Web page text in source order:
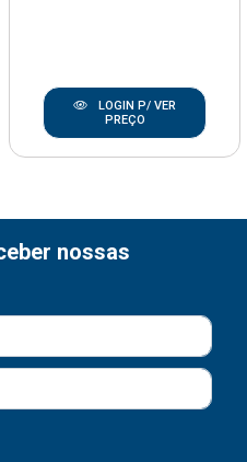
LOGIN P/ VER
PREÇO
nossas